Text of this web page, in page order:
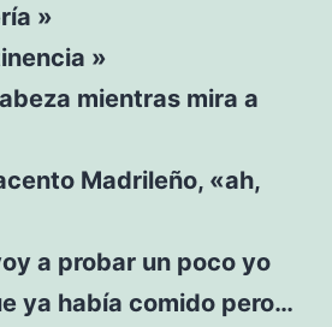
»
»
mientras mira a
Madrileño, «ah,
a probar un poco yo
ya había comido pero…